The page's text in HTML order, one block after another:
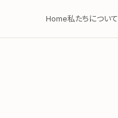
Home私たちについて